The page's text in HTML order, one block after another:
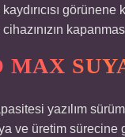
MAX
yazılım
ve üretim